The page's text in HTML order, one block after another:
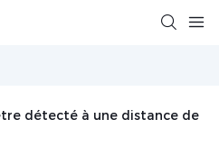
détecté à une distance de